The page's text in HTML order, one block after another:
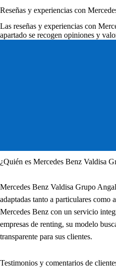
Reseñas y experiencias con
Las reseñas y experiencias con
apartado se recogen opiniones y
¿Quién es Mercedes Benz Valdisa
Mercedes Benz Valdisa Grupo
adaptadas tanto a particulares como
Mercedes Benz con un servicio
empresas de renting, su modelo
transparente para sus clientes.
Testimonios y comentarios de